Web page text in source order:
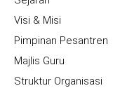
Visi & Misi
Pimpinan Pesantren
Majlis Guru
Struktur Organisasi